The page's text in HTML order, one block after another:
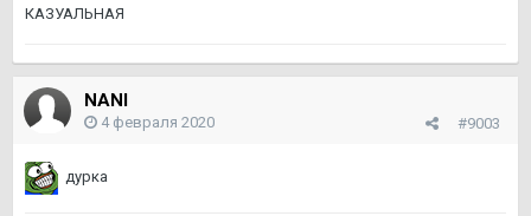
КАЗУАЛЬНАЯ
NANI
#9003
4 февраля 2020
дурка